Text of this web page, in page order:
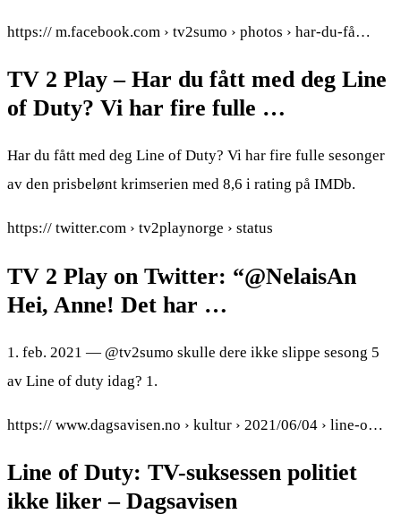
https:// m.facebook.com › tv2sumo › photos › har-du-få…
TV 2 Play – Har du fått med deg Line
of Duty? Vi har fire fulle …
Har du fått med deg Line of Duty? Vi har fire fulle sesonger
av den prisbelønt krimserien med 8,6 i rating på IMDb.
https:// twitter.com › tv2playnorge › status
TV 2 Play on Twitter: “@NelaisAn
Hei, Anne! Det har …
1. feb. 2021 — @tv2sumo skulle dere ikke slippe sesong 5
av Line of duty idag? 1.
https:// www.dagsavisen.no › kultur › 2021/06/04 › line-o…
Line of Duty: TV-suksessen politiet
ikke liker – Dagsavisen